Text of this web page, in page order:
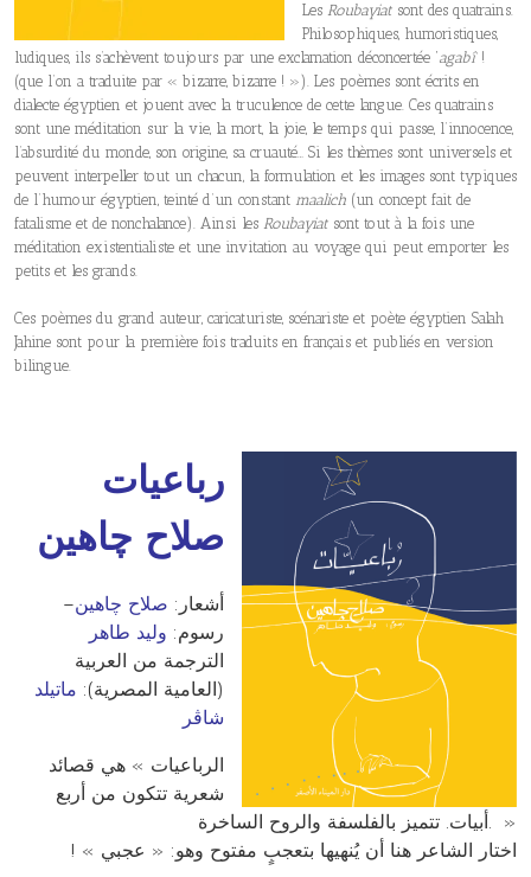
Les Roubayiat sont des quatrains.
Philosophiques, humoristiques,
ludiques, ils s’achèvent toujours par une exclamation déconcertée ‘agabî!
(que l’on a traduite par « bizarre, bizarre ! »). Les poèmes sont écrits en
dialecte égyptien et jouent avec la truculence de cette langue. Ces quatrains
sont une méditation sur la vie, la mort, la joie, le temps qui passe, l’innocence,
l’absurdité du monde, son origine, sa cruauté… Si les thèmes sont universels et
peuvent interpeller tout un chacun, la formulation et les images sont typiques
de l’humour égyptien, teinté d’un constant maalich (un concept fait de
fatalisme et de nonchalance). Ainsi les Roubayiat sont tout à la fois une
méditation existentialiste et une invitation au voyage qui peut emporter les
petits et les grands.
Ces poèmes du grand auteur, caricaturiste, scénariste et poète égyptien Salah
Jahine sont pour la première fois traduits en français et publiés en version
bilingue.
رباعيات
صلاح چاهين
أشعار: صلاح چاهين–
رسوم: وليد طاهر
الترجمة من العربية
(العامية المصرية): ماتيلد
شاڨر
الرباعيات » هي قصائد
شعرية تتكون من أربع
أبيات. تتميز بالفلسفة والروح الساخرة. »
! « اختار الشاعر هنا أن يُنهيها بتعجبٍ مفتوح وهو: « عجبي